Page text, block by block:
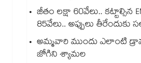
జీతం లక్షా 60వేలు.. కట్టాల్సిన
85వేలు.. అప్పులు
అమ్మవారి ముందు ఎలాంటి
జోగిని శ్యామల